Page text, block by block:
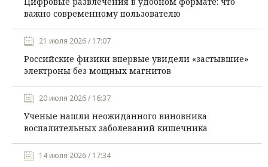
важно современному пользователю
21 июля 2026 / 17:07
Российские физики впервые увидели «застывшие»
электроны без мощных магнитов
20 июля 2026 / 16:37
Ученые нашли неожиданного виновника
воспалительных заболеваний кишечника
14 июля 2026 / 17:34